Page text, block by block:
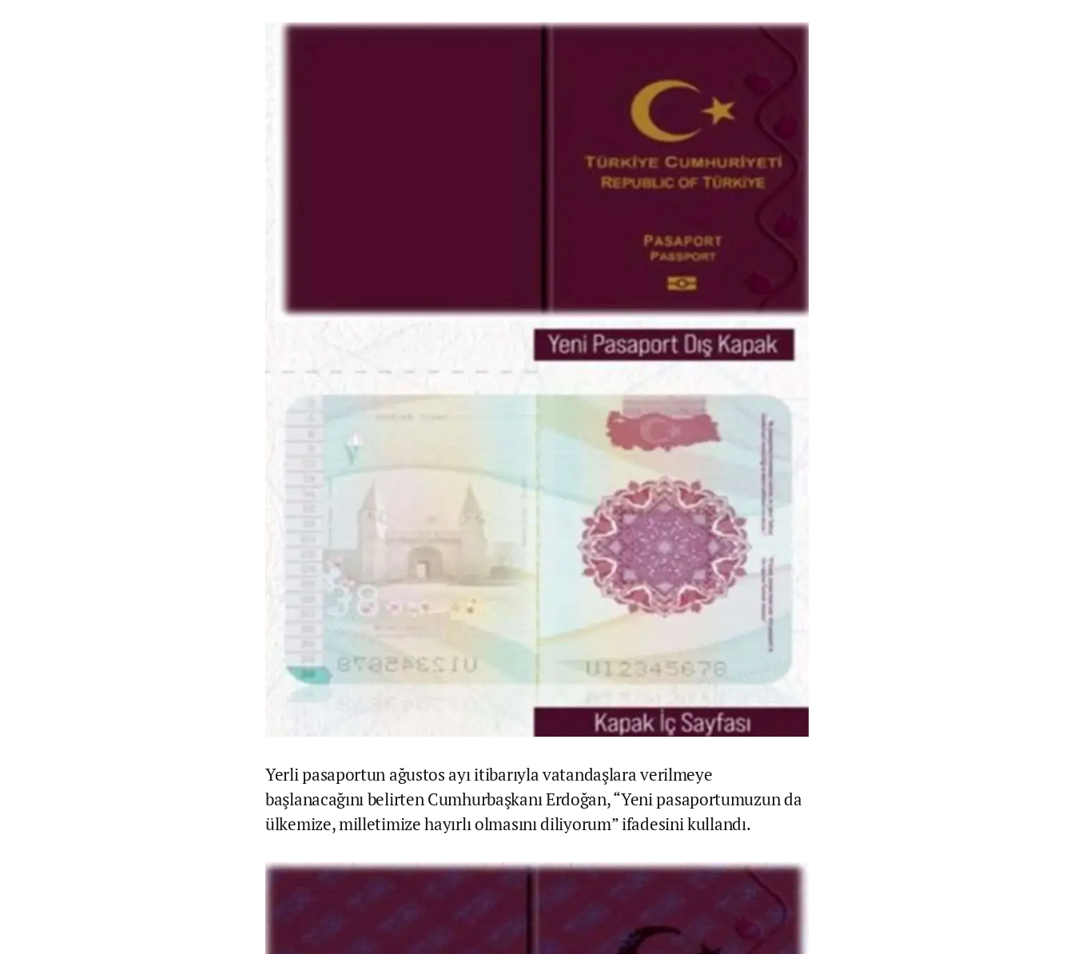
Yerli pasaportun ağustos ayı itibarıyla vatandaşlara verilmeye
başlanacağını belirten Cumhurbaşkanı Erdoğan, “Yeni pasaportumuzun da
ülkemize, milletimize hayırlı olmasını diliyorum” ifadesini kullandı.